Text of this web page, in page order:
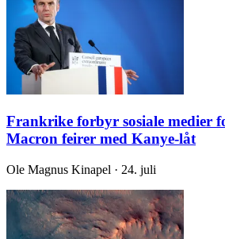
Frankrike forbyr sosiale medier
Macron feirer med Kanye-låt
Ole Magnus Kinapel · 24. juli